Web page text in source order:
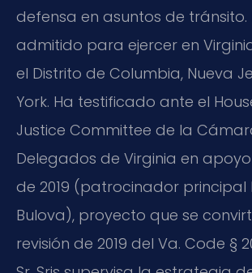
defensa en asuntos de tránsito.
admitido para ejercer en
el Distrito de Columbia, Nueva
York. Ha testificado ante el
Justice Committee de la
Delegados de Virginia en apoyo
de 2019 (patrocinador principal
Bulova), proyecto que se
revisión de 2019 del Va. Code §